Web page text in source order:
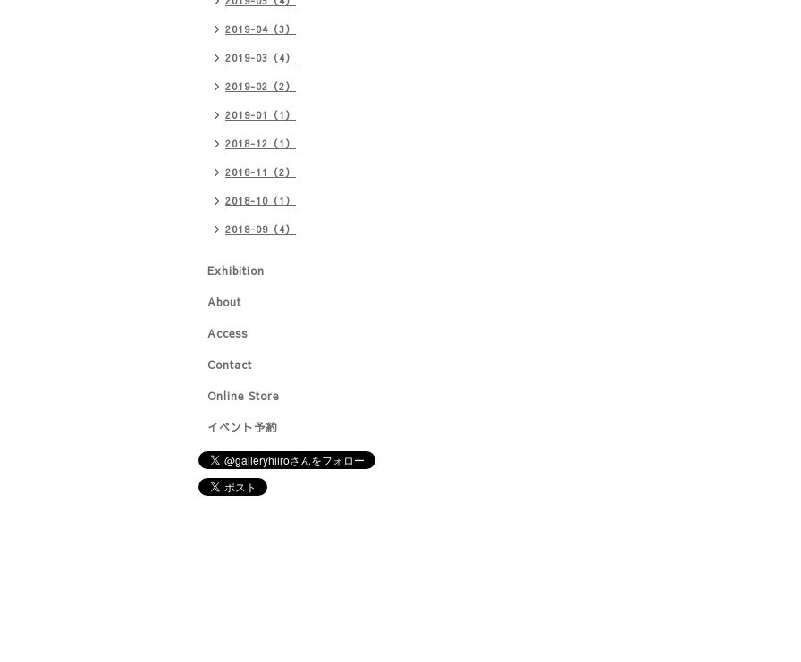
2019-04（3）
2019-03（4）
2019-02（2）
2019-01（1）
2018-12（1）
2018-11（2）
2018-10（1）
2018-09（4）
Exhibition
About
Access
Contact
Online Store
イベント予約